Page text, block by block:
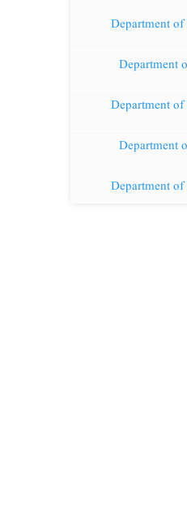
Department
Department
Department
Department
Department